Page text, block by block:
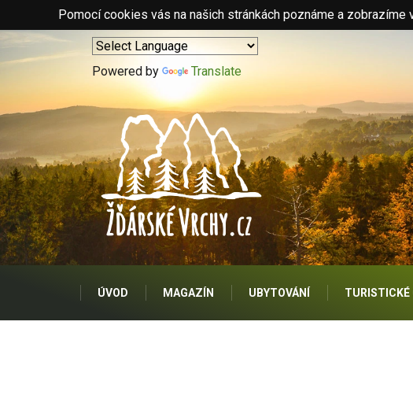
Pomocí cookies vás na našich stránkách poznáme a
Powered by Translate
ÚVOD MAGAZÍN UBYTOVÁNÍ TURISTICKÉ